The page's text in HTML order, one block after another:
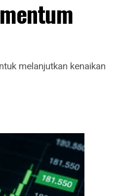
melanjutkan kenaikan